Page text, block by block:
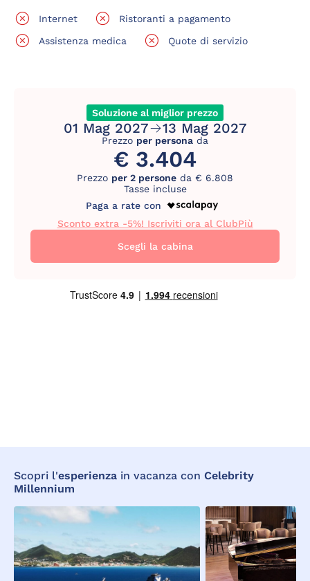
Internet
Ristoranti a pagamento
Assistenza medica
Quote di servizio
Soluzione al miglior prezzo
01 Mag 2027 13 Mag 2027
Prezzo per persona da
€ 3.404
Prezzo per 2 persone da € 6.808
Tasse incluse
Paga a rate con
Sconto extra -5%! Iscriviti ora al ClubPiù
Scegli la cabina
Scopri l'esperienza in vacanza con Celebrity
Millennium